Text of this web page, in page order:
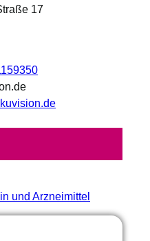
17
und Arzneimittel